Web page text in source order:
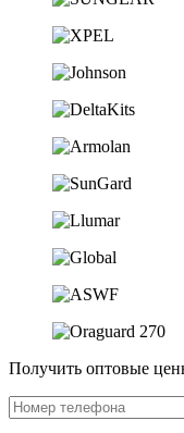
Получить оптовые